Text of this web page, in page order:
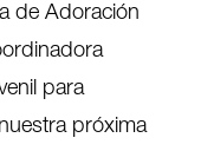
de Adoración
para
próxima